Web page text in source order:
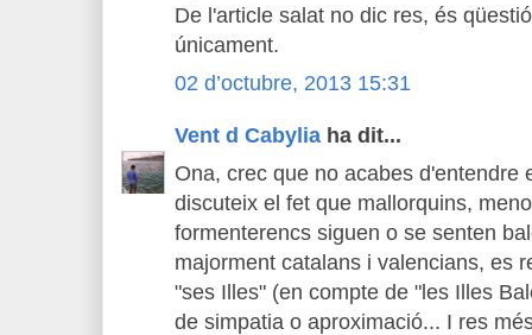
De l'article salat no dic res, és
únicament.
02 d’octubre, 2013 15:31
Vent d Cabylia ha dit...
Ona, crec que no acabes d'entendre
discuteix el fet que mallorquins,
formenterencs siguen o se senten
majorment catalans i valencians, es
"ses Illes" (en compte de "les Illes
de simpatia o aproximació... I res